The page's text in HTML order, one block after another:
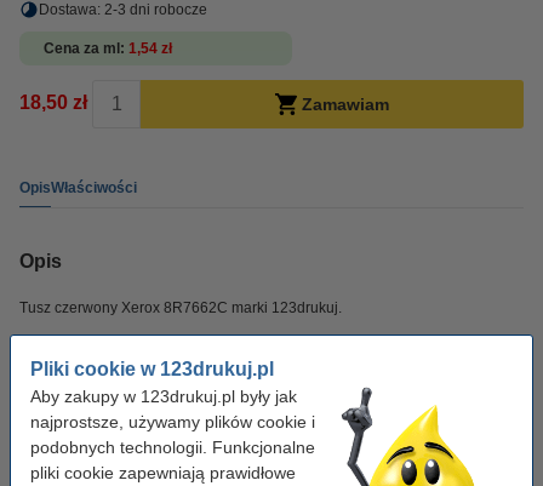
Pliki cookie w 123drukuj.pl
Aby zakupy w 123drukuj.pl były jak
najprostsze, używamy plików cookie i
podobnych technologii. Funkcjonalne
pliki cookie zapewniają prawidłowe
Dostawa: 2-3 dni robocze
Cena za ml 1,54 zł
18,50 zł Zamawiam
OpisWłaściwości
Opis
Tusz czerwony Xerox 8R7662C marki 123drukuj.
Właściwości
Pojemność: standard
Kolor: czerwony